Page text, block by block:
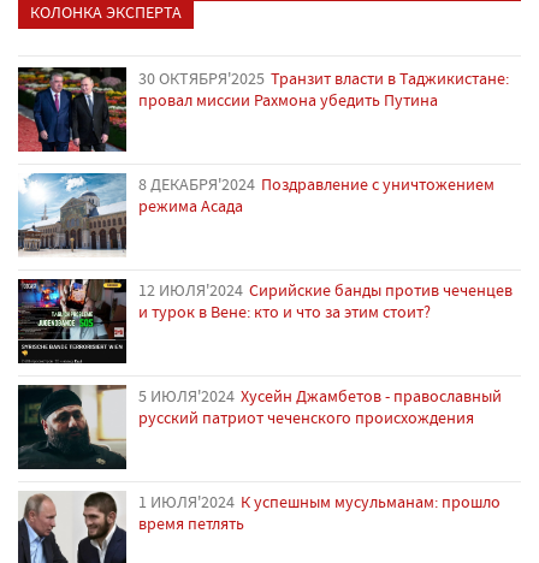
КОЛОНКА ЭКСПЕРТА
30 ОКТЯБРЯ'2025 Транзит власти в Таджикистане:
провал миссии Рахмона убедить Путина
8 ДЕКАБРЯ'2024 Поздравление с уничтожением
режима Асада
12 ИЮЛЯ'2024 Сирийские банды против чеченцев
и турок в Вене: кто и что за этим стоит?
5 ИЮЛЯ'2024 Хусейн Джамбетов - православный
русский патриот чеченского происхождения
1 ИЮЛЯ'2024 К успешным мусульманам: прошло
время петлять